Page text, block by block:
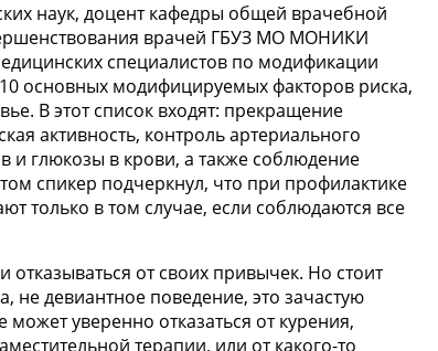
наук, доцент кафедры общей врачебной
врачей ГБУЗ МО МОНИКИ
специалистов по модификации
основных модифицируемых факторов риска,
В этот список входят: прекращение
активность, контроль артериального
и глюкозы в крови, а также соблюдение
спикер подчеркнул, что при профилактике
только в том случае, если соблюдаются все
от своих привычек. Но стоит
не девиантное поведение, это зачастую
уверенно отказаться от курения,
терапии, или от какого-то